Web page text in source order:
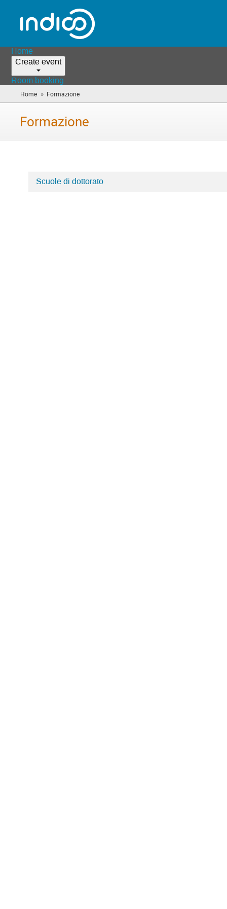
Home
Create event
Room booking
Home » Formazione
are
Formazione
Categories
Scuole di dottorato